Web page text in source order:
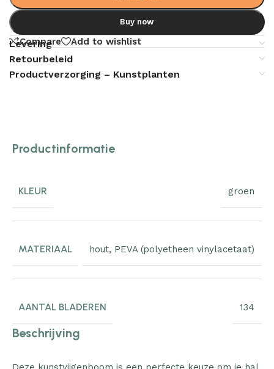
Buy now
Compare Add to wishlist
Levering
Retourbeleid
Productverzorging – Kunstplanten
Productinformatie
KLEUR groen
MATERIAAL hout, PEVA (polyetheen vinylacetaat)
AANTAL BLADEREN 134
Beschrijving